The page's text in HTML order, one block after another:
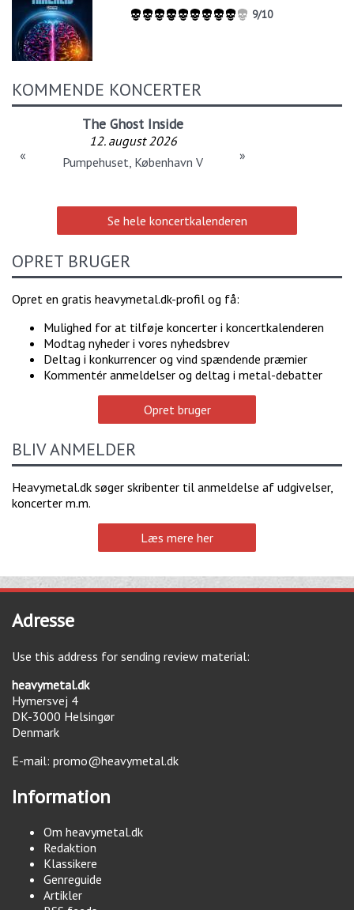
9/10
KOMMENDE KONCERTER
The Ghost Inside
12. august 2026
Pumpehuset, København V
Tailgunner
12. august 2026
Spillestedet Stengade, København N
« »
Se hele koncertkalenderen
OPRET BRUGER
Opret en gratis heavymetal.dk-profil og få:
Mulighed for at tilføje koncerter i koncertkalenderen
Modtag nyheder i vores nyhedsbrev
Deltag i konkurrencer og vind spændende præmier
Kommentér anmeldelser og deltag i metal-debatter
Opret bruger
BLIV ANMELDER
Heavymetal.dk søger skribenter til anmeldelse af udgivelser,
koncerter m.m.
Læs mere her
Adresse
Use this address for sending review material:
heavymetal.dk
Hymersvej 4
DK-3000 Helsingør
Denmark
E-mail: promo@heavymetal.dk
Information
Om heavymetal.dk
Redaktion
Klassikere
Genreguide
Artikler